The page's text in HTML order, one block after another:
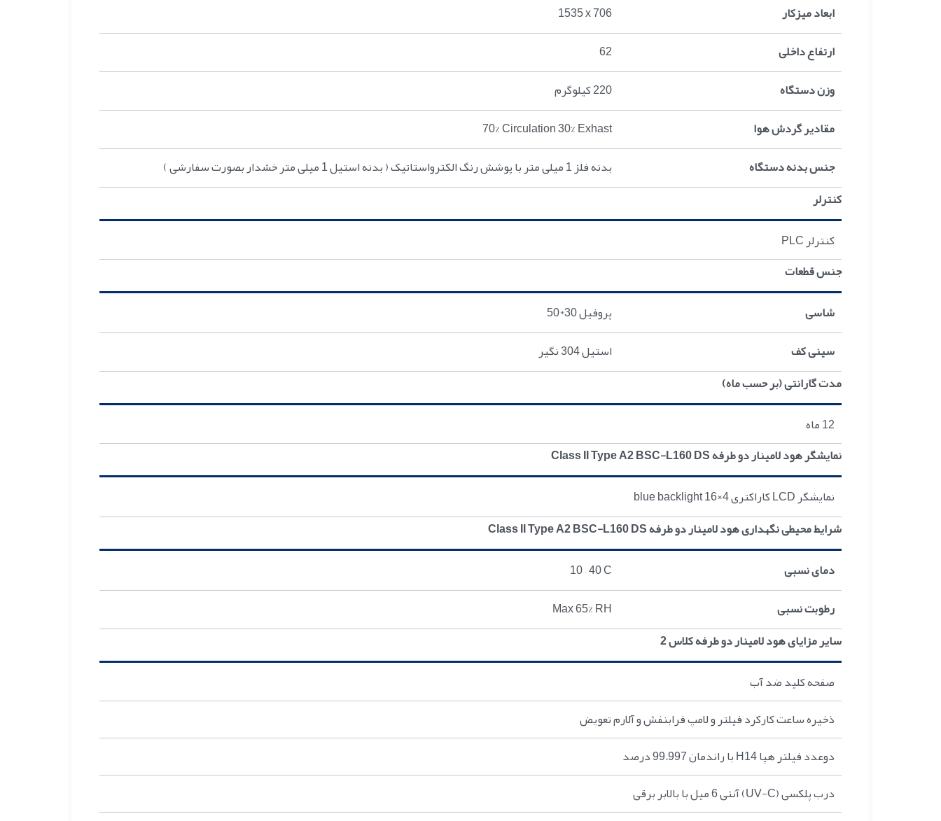
ابعاد میزکار
1535 x 706
ارتفاع داخلی
62
وزن دستگاه
220 کیلوگرم
مقادیر گردش هوا
70% Circulation 30% Exhast
جنس بدنه دستگاه
بدنه فلز 1 ميلی متر با پوشش رنگ الکترواستاتيک ( بدنه استیل 1 میلی متر خشدار بصورت سفارشی )
کنترلر
کنترلر PLC
جنس قطعات
شاسی
پروفيل 30*50
سینی کف
استيل 304 نگیر
مدت گارانتی (بر حسب ماه)
12 ماه
نمایشگر هود لامینار دو طرفه Class II Type A2 BSC-L160 DS
نمایشگر LCD کاراکتری 4×16 blue backlight
شرایط محیطی نگهداری هود لامینار دو طرفه Class II Type A2 BSC-L160 DS
دمای نسبی
10 – 40 C
رطوبت نسبی
Max 65% RH
سایر مزایای هود لامینار دو طرفه کلاس 2
صفحه کليد ضد آب
ذخيره ساعت کارکرد فيلتر و لامپ فرابنفش و آلارم تعويض
دوعدد فيلتر هپا H14 با راندمان 99.997 درصد
درب پلکسی (UV-C) آنتی 6 ميل با بالابر برقی